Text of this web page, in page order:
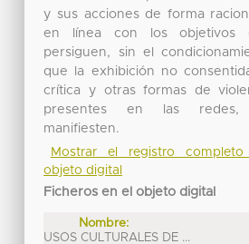
Mostrar el registro completo
objeto digital
Ficheros en el objeto digital
Nombre:
USOS CULTURALES DE ...